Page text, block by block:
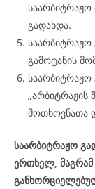
გადახდა.
საარბიტრაჟო
გამოტანის
საარბიტრაჟო
„არბიტრაჟის
მოთხოვნათა
საარბიტრაჟო
ერთხელ, მაგრამ